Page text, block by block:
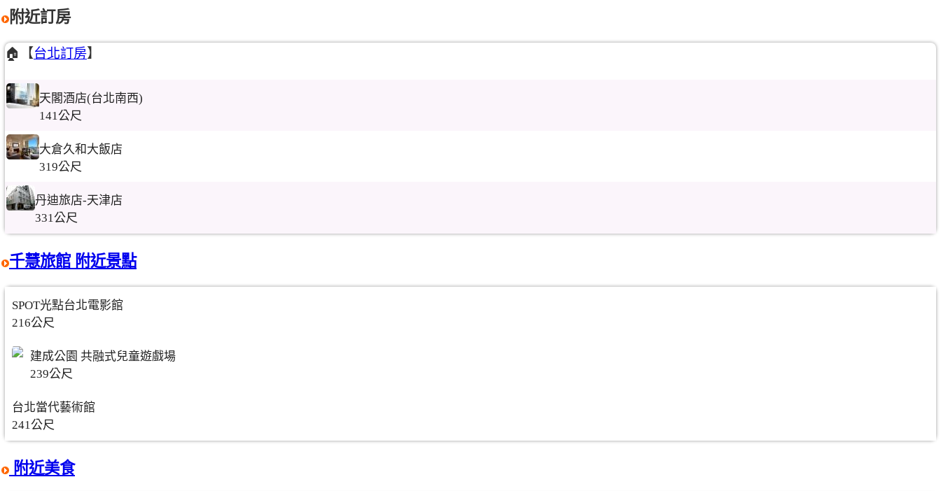
附近訂房
🏠【台北訂房】
天閣酒店(台北南西)
141公尺
大倉久和大飯店
319公尺
丹迪旅店-天津店
331公尺
千慧旅館 附近景點
SPOT光點台北電影館
216公尺
建成公園 共融式兒童遊戲場
239公尺
台北當代藝術館
241公尺
附近美食